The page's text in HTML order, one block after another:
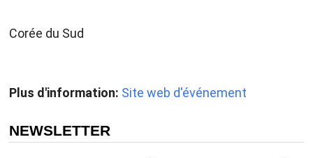
Corée du Sud
Plus d'information: Site web d'événement
NEWSLETTER